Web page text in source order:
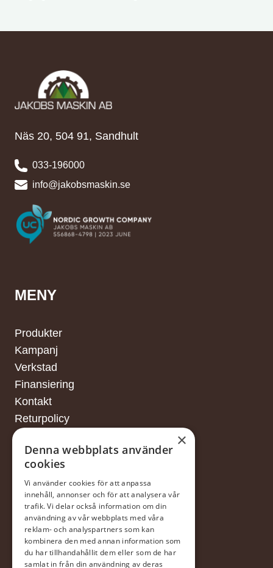
Näs 20, 504 91, Sandhult
033-196000
info@jakobsmaskin.se
MENY
Produkter
Kampanj
Verkstad
Finansiering
Kontakt
Returpolicy
Försäljningsvillkor
I samarbete med DNB
×
Denna webbplats använder
cookies
Vi använder cookies för att anpassa
innehåll, annonser och för att analysera vår
trafik. Vi delar också information om din
användning av vår webbplats med våra
reklam- och analyspartners som kan
kombinera den med annan information som
du har tillhandahållit dem eller som de har
samlat in från din användning av deras